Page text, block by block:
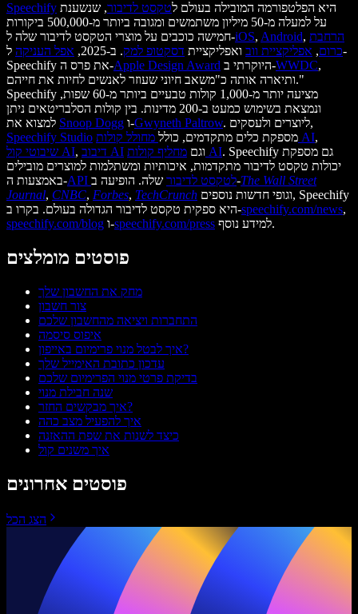
Speechify
היא הפלטפורמה המובילה בעולם לטקסט לדיבור, שנשענת
על למעלה מ-50 מיליון משתמשים ומגובה ביותר מ-500,000 ביקורות
חמישה כוכבים על מוצרי הטקסט לדיבור שלה ל-iOS, Android, הרחבת
כרום, אפליקציית ווב ואפליקציית דסקטופ למק. ב-2025, אפל העניקה ל-
Speechify את פרס ה-Apple Design Award היוקרתי ב-WWDC,
ותיארה אותה כ"משאב חיוני שעוזר לאנשים לחיות את חייהם."
Speechify מציעה יותר מ-1,000 קולות טבעיים ביותר מ-60 שפות,
ונמצאת בשימוש כמעט ב-200 מדינות. בין קולות הסלבריטאים ניתן
Snoop Dogg ו-Gwyneth Paltrow
. ליוצרים ולעסקים,
Speechify Studio
מספקת כלים מתקדמים, כולל מחולל קולות AI,
שיבוטי קול AI, דיבוב AI וגם מחליף קולות AI. Speechify גם מספקת
יכולות טקסט לדיבור מתקדמות, איכותיות ומשתלמות למוצרים מובילים
באמצעות ה-
API לטקסט לדיבורשלה. הופיעה ב-The Wall Street
Journal, CNBC, Forbes, TechCrunch
היא ספקית טקסט לדיבור הגדולה בעולם. בקרו ב-speechify.com/news,
speechify.com/blog ו-speechify.com/press למידע נוסף.
פוסטים מומלצים
מחק את החשבון שלך
צור חשבון
התחברות ויציאה מהחשבון שלכם
איפוס סיסמה
איך לבטל מנוי פרימיום באייפון?
עדכון כתובת האימייל שלך
בדיקת פרטי מנוי הפרימיום שלכם
שנה חבילת מנוי
איך מבקשים החזר?
איך להפעיל מצב כהה
כיצד לשנות את שפת ההאזנה
איך משנים קול
פוסטים אחרונים
הצג הכל